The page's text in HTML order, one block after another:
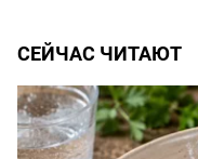
СЕЙЧАС ЧИТАЮТ